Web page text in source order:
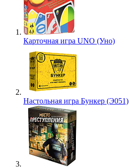
Карточная игра UNO (Уно)
Настольная игра Бункер (Э051)